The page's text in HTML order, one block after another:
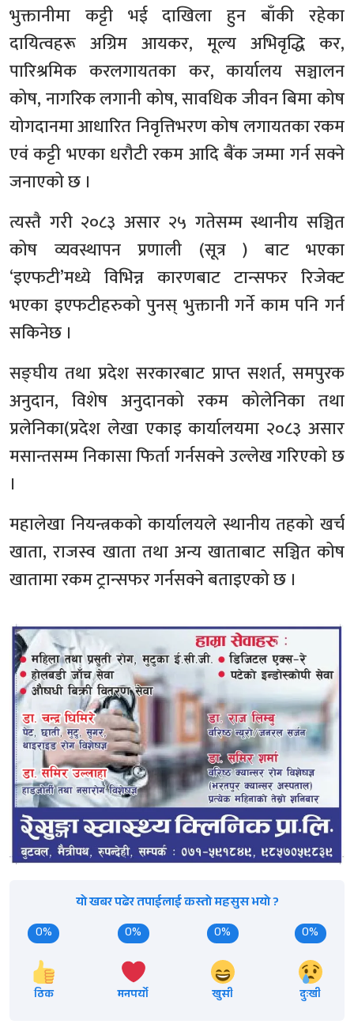
भुक्तानीमा कट्टी भई दाखिला हुन बाँकी रहेका
दायित्वहरू अग्रिम आयकर, मूल्य अभिवृद्धि कर,
पारिश्रमिक करलगायतका कर, कार्यालय सञ्चालन
कोष, नागरिक लगानी कोष, सावधिक जीवन बिमा कोष
योगदानमा आधारित निवृत्तिभरण कोष लगायतका रकम
एवं कट्टी भएका धरौटी रकम आदि बैंक जम्मा गर्न सक्ने
जनाएको छ ।
त्यस्तै गरी २०८३ असार २५ गतेसम्म स्थानीय सञ्चित
कोष व्यवस्थापन प्रणाली (सूत्र ) बाट भएका
‘इएफटी’मध्ये विभिन्न कारणबाट टान्सफर रिजेक्ट
भएका इएफटीहरुको पुनस् भुक्तानी गर्ने काम पनि गर्न
सकिनेछ ।
सङ्घीय तथा प्रदेश सरकारबाट प्राप्त सशर्त, समपुरक
अनुदान, विशेष अनुदानको रकम कोलेनिका तथा
प्रलेनिका(प्रदेश लेखा एकाइ कार्यालयमा २०८३ असार
मसान्तसम्म निकासा फिर्ता गर्नसक्ने उल्लेख गरिएको छ
।
महालेखा नियन्त्रकको कार्यालयले स्थानीय तहको खर्च
खाता, राजस्व खाता तथा अन्य खाताबाट सञ्चित कोष
खातामा रकम ट्रान्सफर गर्नसक्ने बताइएको छ ।
यो खबर पढेर तपाईलाई कस्तो महसुस भयो ?
0%
ठिक
0%
मनपर्यो
0%
खुसी
0%
दुःखी